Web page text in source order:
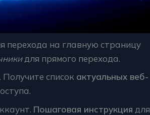
перехода на главную страницу
для прямого перехода.
список актуальных веб-
Пошаговая инструкция для